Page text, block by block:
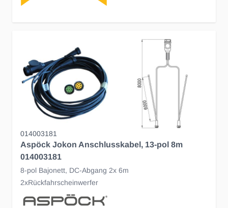
014003181
Aspöck Jokon Anschlusskabel, 13-pol 8m
014003181
8-pol Bajonett, DC-Abgang 2x 6m
2xRückfahrscheinwerfer